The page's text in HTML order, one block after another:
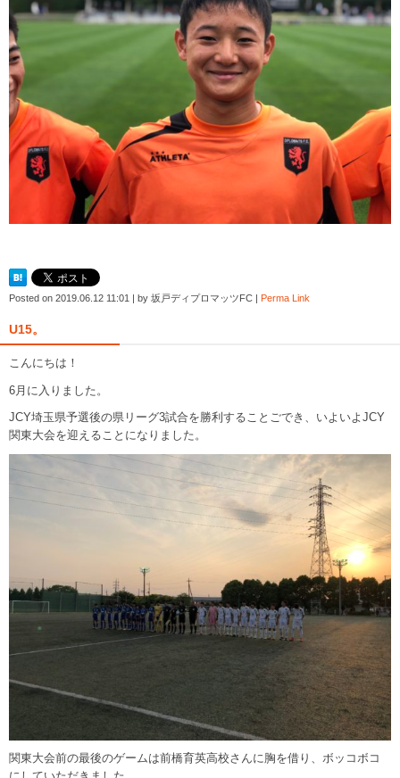
Posted on 2019.06.12 11:01 by 坂戸ディプロマッツFC Perma Link
U15。
こんにちは！
6月に入りました。
JCY埼玉県予選後の県リーグ3試合を勝利することごでき、いよいよJCY
関東大会を迎えることになりました。
関東大会前の最後のゲームは前橋育英高校さんに胸を借り、ボッコボコ